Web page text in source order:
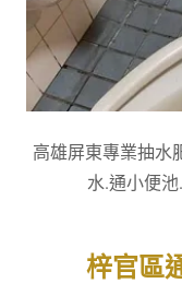
高雄屏東專業抽水
水.通小便
梓官區